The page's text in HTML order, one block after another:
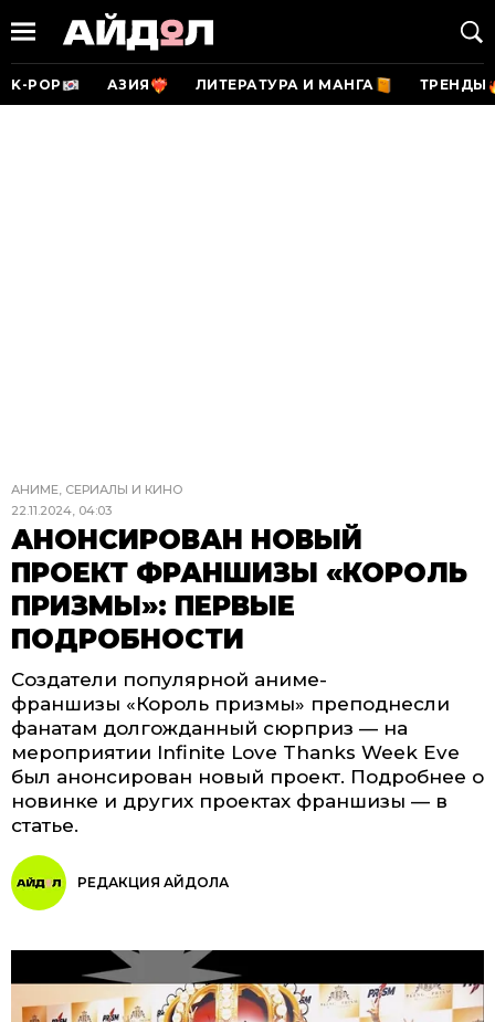
K-POP АЗИЯ ЛИТЕРАТУРА И МАНГА ТРЕНДЫ
АНИМЕ, СЕРИАЛЫ И КИНО
22.11.2024, 04:03
АНОНСИРОВАН НОВЫЙ
ПРОЕКТ ФРАНШИЗЫ «КОРОЛЬ
ПРИЗМЫ»: ПЕРВЫЕ
ПОДРОБНОСТИ
Создатели популярной аниме-
франшизы «Король призмы» преподнесли
фанатам долгожданный сюрприз — на
мероприятии Infinite Love Thanks Week Eve
был анонсирован новый проект. Подробнее о
новинке и других проектах франшизы — в
статье.
РЕДАКЦИЯ АЙДОЛА